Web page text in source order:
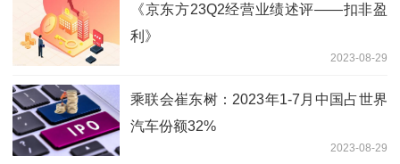
《京东方23Q2经营业绩述评——扣非盈
利》
2023-08-29
乘联会崔东树：2023年1-7月中国占世界
汽车份额32%
2023-08-29